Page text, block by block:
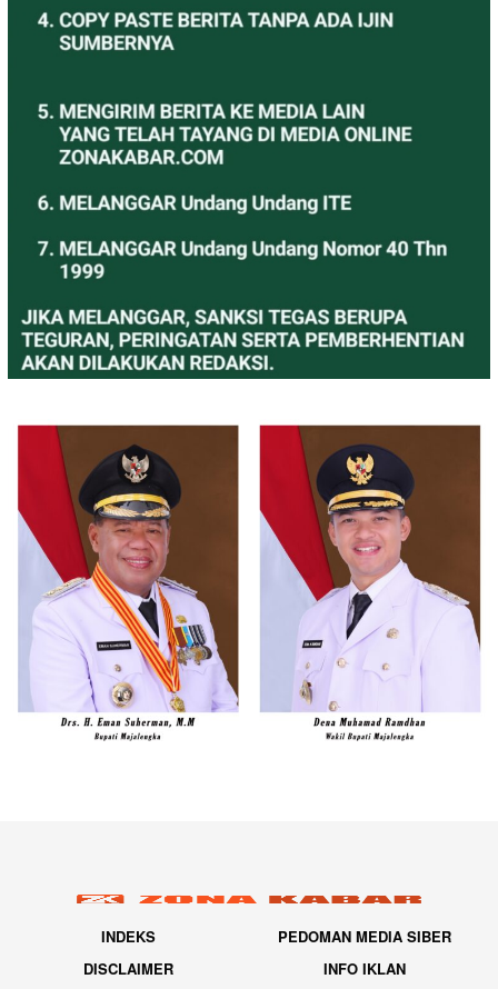
INDEKS
PEDOMAN MEDIA SIBER
DISCLAIMER
INFO IKLAN